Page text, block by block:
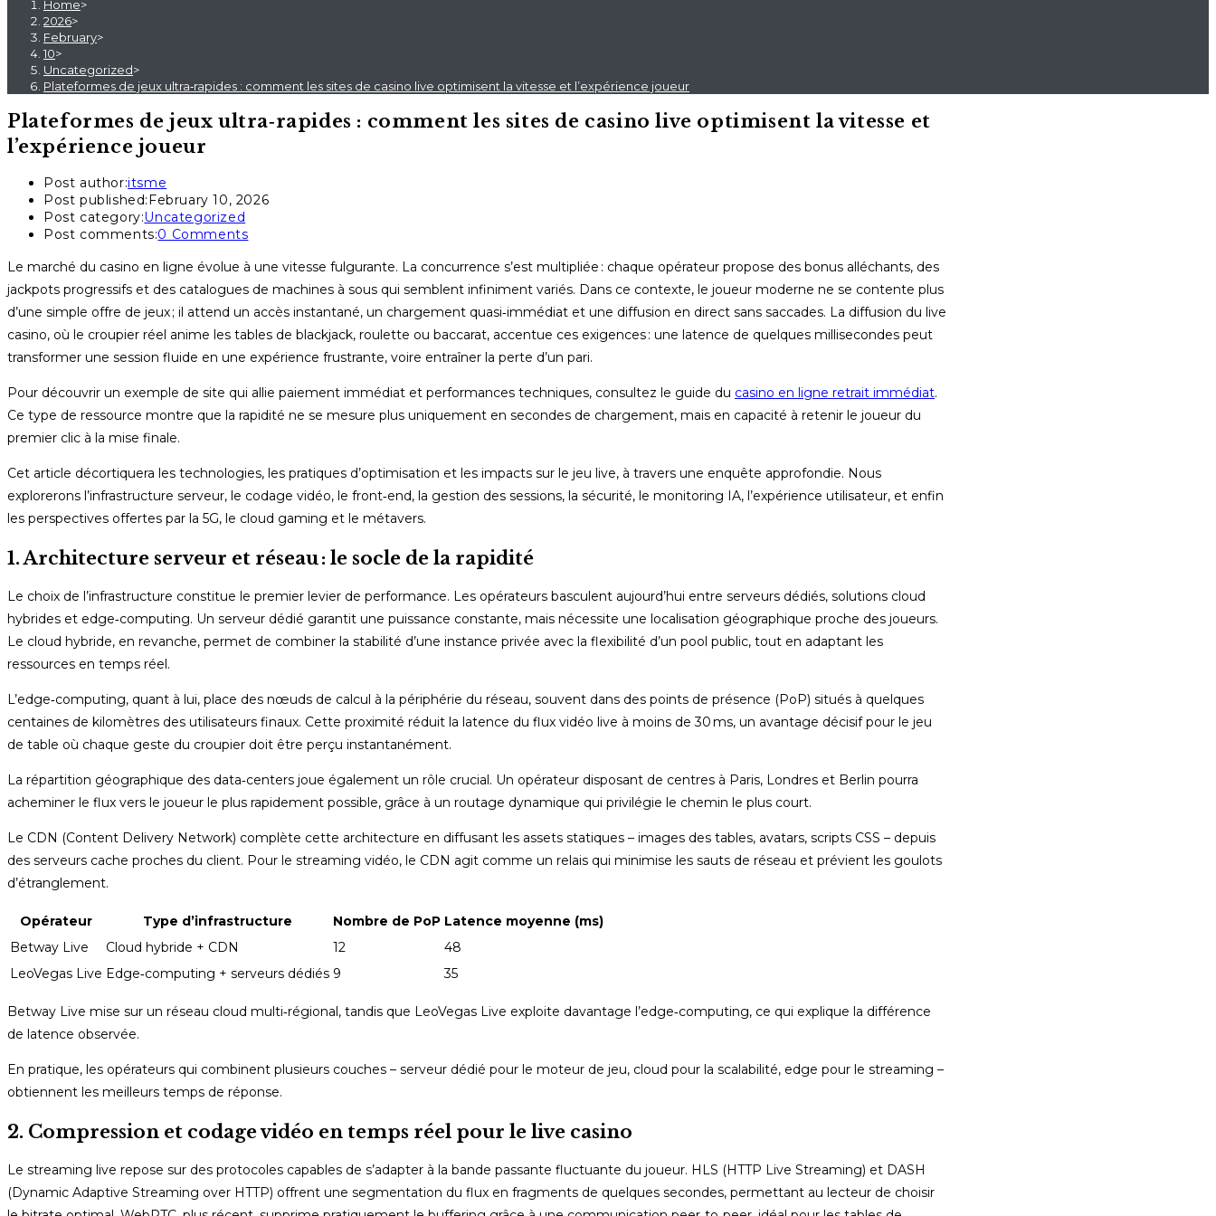
Home>
2026>
February>
10>
Uncategorized>
Plateformes de jeux ultra‑rapides : comment les sites de casino live optimisent la vitesse et l’expérience joueur
Plateformes de jeux ultra‑rapides : comment les sites de casino live optimisent la vitesse et
l’expérience joueur
Post author:itsme
Post published:February 10, 2026
Post category:Uncategorized
Post comments:0 Comments
Le marché du casino en ligne évolue à une vitesse fulgurante. La concurrence s’est multipliée : chaque opérateur propose des bonus alléchants, des
jackpots progressifs et des catalogues de machines à sous qui semblent infiniment variés. Dans ce contexte, le joueur moderne ne se contente plus
d’une simple offre de jeux ; il attend un accès instantané, un chargement quasi‑immédiat et une diffusion en direct sans saccades. La diffusion du live
casino, où le croupier réel anime les tables de blackjack, roulette ou baccarat, accentue ces exigences : une latence de quelques millisecondes peut
transformer une session fluide en une expérience frustrante, voire entraîner la perte d’un pari.
Pour découvrir un exemple de site qui allie paiement immédiat et performances techniques, consultez le guide du casino en ligne retrait immédiat.
Ce type de ressource montre que la rapidité ne se mesure plus uniquement en secondes de chargement, mais en capacité à retenir le joueur du
premier clic à la mise finale.
Cet article décortiquera les technologies, les pratiques d’optimisation et les impacts sur le jeu live, à travers une enquête approfondie. Nous
explorerons l’infrastructure serveur, le codage vidéo, le front‑end, la gestion des sessions, la sécurité, le monitoring IA, l’expérience utilisateur, et enfin
les perspectives offertes par la 5G, le cloud gaming et le métavers.
1. Architecture serveur et réseau : le socle de la rapidité
Le choix de l’infrastructure constitue le premier levier de performance. Les opérateurs basculent aujourd’hui entre serveurs dédiés, solutions cloud
hybrides et edge‑computing. Un serveur dédié garantit une puissance constante, mais nécessite une localisation géographique proche des joueurs.
Le cloud hybride, en revanche, permet de combiner la stabilité d’une instance privée avec la flexibilité d’un pool public, tout en adaptant les
ressources en temps réel.
L’edge‑computing, quant à lui, place des nœuds de calcul à la périphérie du réseau, souvent dans des points de présence (PoP) situés à quelques
centaines de kilomètres des utilisateurs finaux. Cette proximité réduit la latence du flux vidéo live à moins de 30 ms, un avantage décisif pour le jeu
de table où chaque geste du croupier doit être perçu instantanément.
La répartition géographique des data‑centers joue également un rôle crucial. Un opérateur disposant de centres à Paris, Londres et Berlin pourra
acheminer le flux vers le joueur le plus rapidement possible, grâce à un routage dynamique qui privilégie le chemin le plus court.
Le CDN (Content Delivery Network) complète cette architecture en diffusant les assets statiques – images des tables, avatars, scripts CSS – depuis
des serveurs cache proches du client. Pour le streaming vidéo, le CDN agit comme un relais qui minimise les sauts de réseau et prévient les goulots
d’étranglement.
Opérateur Type d’infrastructure Nombre de PoP Latence moyenne (ms)
Betway Live
Cloud hybride + CDN 12
48
LeoVegas Live Edge‑computing + serveurs dédiés 9 35
Betway Live mise sur un réseau cloud multi‑régional, tandis que LeoVegas Live exploite davantage l’edge‑computing, ce qui explique la différence
de latence observée.
En pratique, les opérateurs qui combinent plusieurs couches – serveur dédié pour le moteur de jeu, cloud pour la scalabilité, edge pour le streaming –
obtiennent les meilleurs temps de réponse.
2. Compression et codage vidéo en temps réel pour le live casino
Le streaming live repose sur des protocoles capables de s’adapter à la bande passante fluctuante du joueur. HLS (HTTP Live Streaming) et DASH
(Dynamic Adaptive Streaming over HTTP) offrent une segmentation du flux en fragments de quelques secondes, permettant au lecteur de choisir